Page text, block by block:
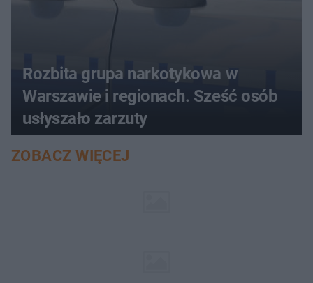
Rozbita grupa narkotykowa w
Warszawie i regionach. Sześć osób
usłyszało zarzuty
ZOBACZ WIĘCEJ